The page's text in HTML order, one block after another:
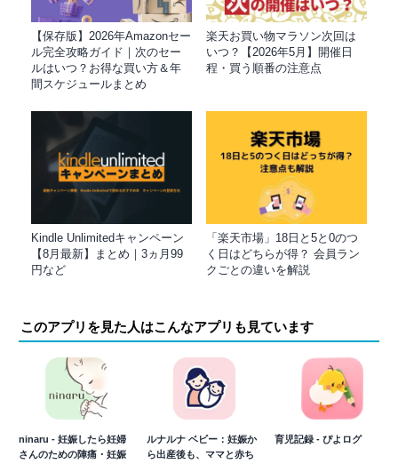
【保存版】2026年Amazonセー
ル完全攻略ガイド｜次のセー
ルはいつ？お得な買い方＆年
間スケジュールまとめ
楽天お買い物マラソン次回は
いつ？【2026年5月】開催日
程・買う順番の注意点
Kindle Unlimitedキャンペーン
【8月最新】まとめ｜3ヵ月99
円など
「楽天市場」18日と5と0のつ
く日はどちらが得？ 会員ラン
クごとの違いを解説
このアプリを見た人はこんなアプリも見ています
ninaru - 妊娠したら妊婦
さんのための陣痛・妊娠
ルナルナ ベビー：妊娠か
ら出産後も、ママと赤ち
育児記録 - ぴよログ